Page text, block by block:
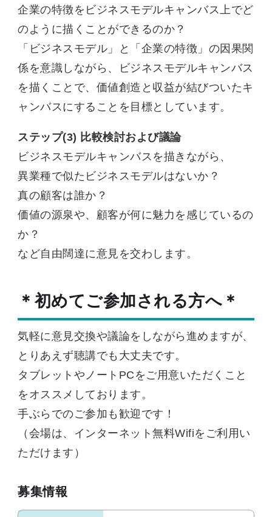
企業の特徴をビジネスモデルキャンバス上でど
のように描くことができるのか？
「ビジネスモデル」と「企業の特徴」の因果関
係を意識しながら、ビジネスモデルキャンバス
を描くことで、価値創造と収益が結びついたキ
ャンバスにすることを目標としています。
ステップ(3) 比較検討および議論
ビジネスモデルキャンバスを描きながら、
異業種で似たビジネスモデルはないか？
真の顧客は誰か？
価値の源泉や、顧客が何に魅力を感じているの
か？
など自由闊達に意見を交わします。
＊初めてご参加される方へ＊
気軽に意見交換や議論をしながら進めますが、
とりあえず聴講でも大丈夫です。
タブレットやノートPCをご用意いただくこと
をオススメしております。
手ぶらでのご参加も歓迎です！
（会場は、インターネット無料Wifiをご利用い
ただけます）
募集情報